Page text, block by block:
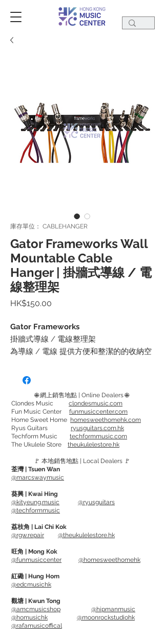
庫存單位： CABLEHANGER
Gator Frameworks Wall
Mountable Cable
Hanger | 掛牆式導線 / 電
線整理架
HK$150.00
Gator Frameworks
掛牆式導線 / 電線整理架
為導線 / 電線 提供方便和整潔的的收納空
懸掛式設計可防止電纜因過度捲繞和扭結
19 個電纜槽，間隔尺寸從 5mm到 9mm不
等
具有短距離和寬距離安裝孔選項
堅固的鋼結構，黑色粉末塗層
產品尺寸：
長：14” / 356mm
高：1.25” / 32mm
重量：1 磅 / 0.45 公斤
Wall Mountable Cable Hanger &
Organizer
Provides Convenient, Accessible
Storage for Audio & Computer Cables
Hanging Design Prevents Potential
Damage to Cables from Over-Coiling &
Kinks
19 Cable Slots with Alternating-Size
🌐 網上銷售地點 | Online Dealers 🌐
Clondes Music clondesmusic.com
Fun Music Center funmusiccenter.com
Home Sweet Home homesweethomehk.com
Ryus Guitars ryusguitars.com.hk
Techform Music techformmusic.com
The Ukulele Store theukulelestore.hk
🚩 本地銷售地點 | Local Dealers 🚩
荃灣 | Tsuen Wan
@marcswaymusic
葵興 | Kwai Hing
@kityeung.music
@ryusguitars
@techformmusic
荔枝角 | Lai Chi Kok
@rgw.repair
@theukulelestore.hk
旺角 | Mong Kok
@funmusiccenter
@homesweethomehk
紅磡 | Hung Hom
@edcmusichk
觀塘 | Kwun Tong
@amcmusicshop
@hipmanmusic
@homusichk
@moonrockstudiohk
@rafamusicoffical